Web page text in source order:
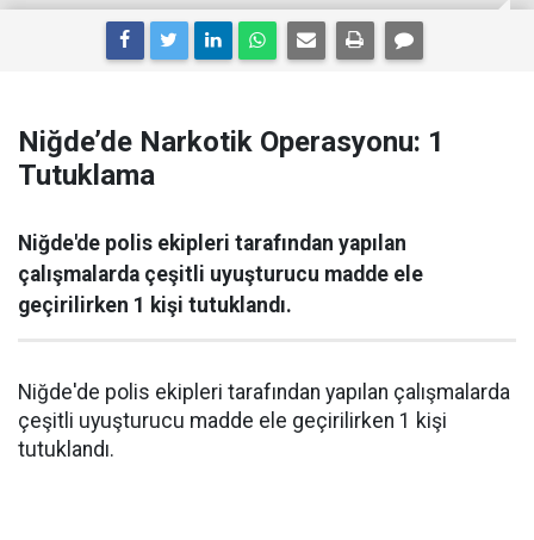
Niğde’de Narkotik Operasyonu: 1
Tutuklama
Niğde'de polis ekipleri tarafından yapılan
çalışmalarda çeşitli uyuşturucu madde ele
geçirilirken 1 kişi tutuklandı.
Niğde'de polis ekipleri tarafından yapılan çalışmalarda
çeşitli uyuşturucu madde ele geçirilirken 1 kişi
tutuklandı.